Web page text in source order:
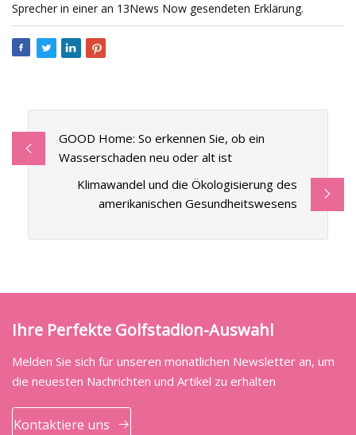
Sprecher in einer an 13News Now gesendeten Erklärung.
GOOD Home: So erkennen Sie, ob ein
Wasserschaden neu oder alt ist
Klimawandel und die Ökologisierung des
amerikanischen Gesundheitswesens
Ihre Perfekte Golfstadion-Auswahl
Melden Sie sich für unseren monatlichen Newsletter an, um
die neuesten Nachrichten und Artikel zu erhalten
Kontaktiere uns